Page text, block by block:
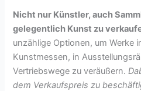
Nicht nur Künstler, auch
gelegentlich Kunst zu
unzählige Optionen, um Werke
Kunstmessen, in
Vertriebswege zu veräußern.
dem Verkaufspreis zu